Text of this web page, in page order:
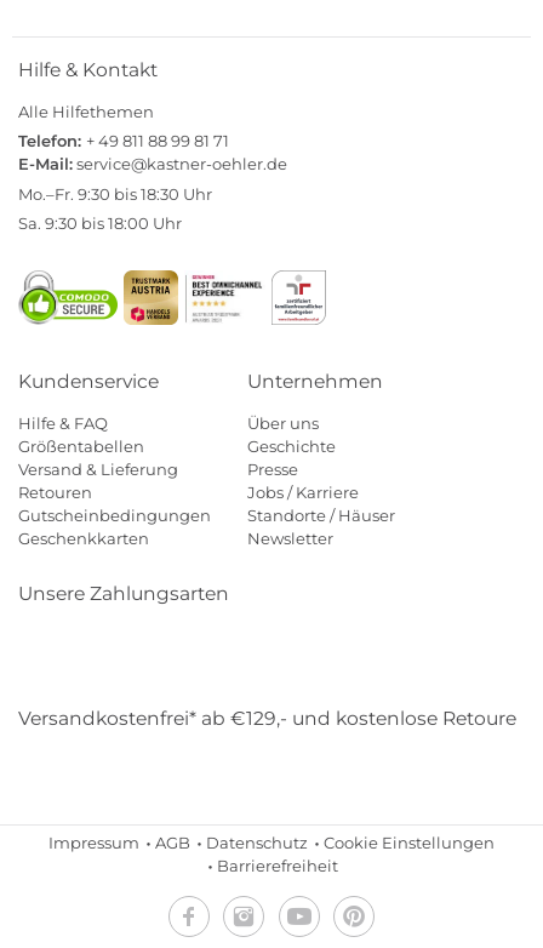
Hilfe & Kontakt
Alle Hilfethemen
Telefon: + 49 811 88 99 81 71
E-Mail:service@kastner-oehler.de
Mo.–Fr. 9:30 bis 18:30 Uhr
Sa. 9:30 bis 18:00 Uhr
Kundenservice
Hilfe & FAQ
Größentabellen
Versand & Lieferung
Retouren
Gutscheinbedingungen
Geschenkkarten
Unternehmen
Über uns
Geschichte
Presse
Jobs / Karriere
Standorte / Häuser
Newsletter
Unsere Zahlungsarten
Versandkostenfrei* ab €129,- und kostenlose Retoure
Impressum AGB Datenschutz
Cookie Einstellungen
Barrierefreiheit